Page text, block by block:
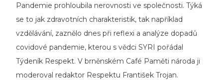
Pandemie prohloubila nerovnosti ve společnosti. Týká
se to jak zdravotních charakteristik, tak například
vzdělávání, zaznělo dnes při reflexi a analýze dopadů
covidové pandemie, kterou s vědci SYRI pořádal
Týdeník Respekt. V brněnském Café Paměti národa ji
moderoval redaktor Respektu František Trojan.